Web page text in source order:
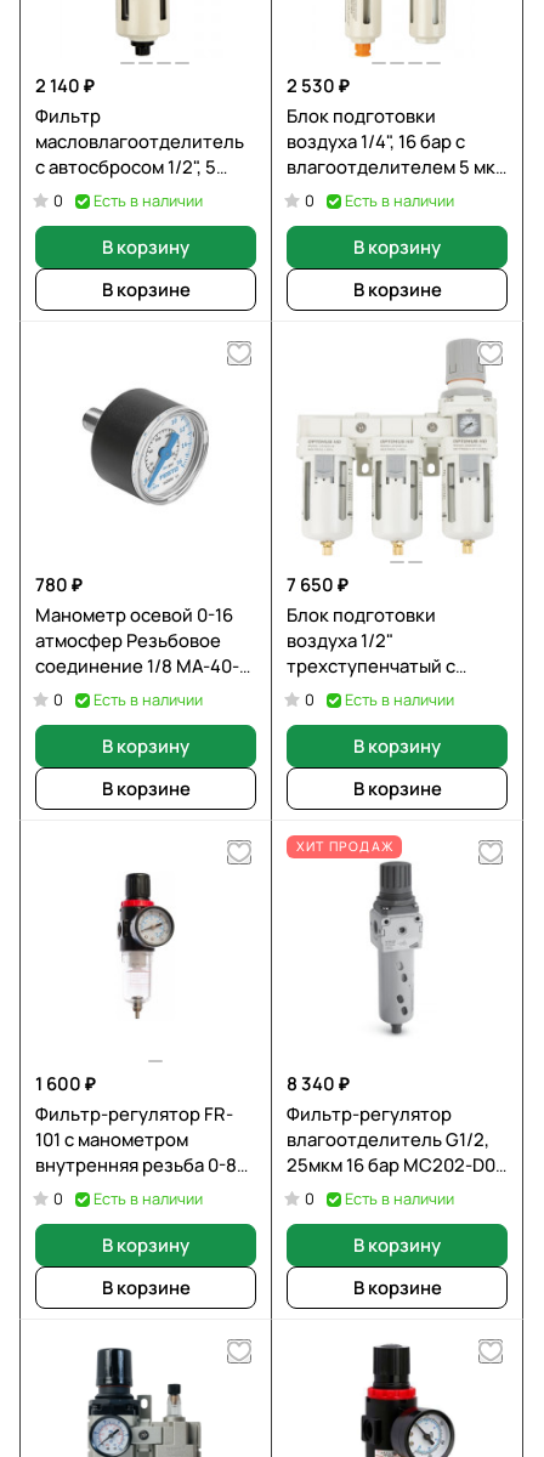
2 140 ₽
Фильтр
масловлагоотделитель
с автосбросом 1/2", 5
мкм, 16 бар
WIEDERKRAFT WDK-
7840FA
0 Есть в наличии
В корзину
В корзине
2 530 ₽
Блок подготовки
воздуха 1/4", 16 бар с
влагоотделителем 5 мкм
WIEDERKRAFT WDK-
70120FD
0 Есть в наличии
В корзину
В корзине
780 ₽
Манометр осевой 0-16
атмосфер Резьбовое
соединение 1/8 MA-40-
16-1/8 FESTO
0 Есть в наличии
В корзину
В корзине
7 650 ₽
Блок подготовки
воздуха 1/2"
трехступенчатый с
влагомаслоотделителем
OPTIMUS AFFW4000-04
0 Есть в наличии
В корзину
В корзине
1 600 ₽
Фильтр-регулятор FR-
101 с манометром
внутренняя резьба 0-8
бар, 1/4" Fubag 190101
0 Есть в наличии
В корзину
В корзине
ХИТ ПРОДАЖ
8 340 ₽
Фильтр-регулятор
влагоотделитель G1/2,
25мкм 16 бар MC202-D00
CAMOZZI
0 Есть в наличии
В корзину
В корзине